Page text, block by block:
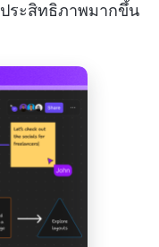
ระสิทธิภาพมากขึ้น